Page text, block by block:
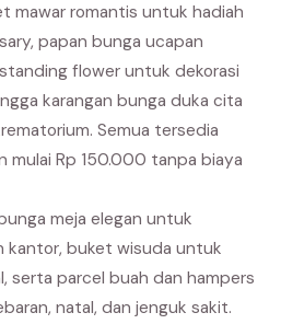
mawar romantis untuk hadiah
papan bunga ucapan
flower untuk dekorasi
karangan bunga duka cita
Semua tersedia
mulai Rp 150.000 tanpa biaya
meja elegan untuk
kantor, buket wisuda untuk
serta parcel buah dan hampers
natal, dan jenguk sakit.